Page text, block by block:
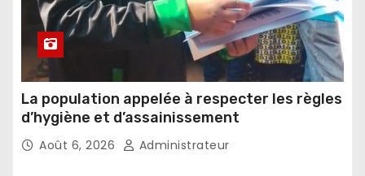
La population appelée à respecter les règles
d’hygiène et d’assainissement
Août 6, 2026 Administrateur